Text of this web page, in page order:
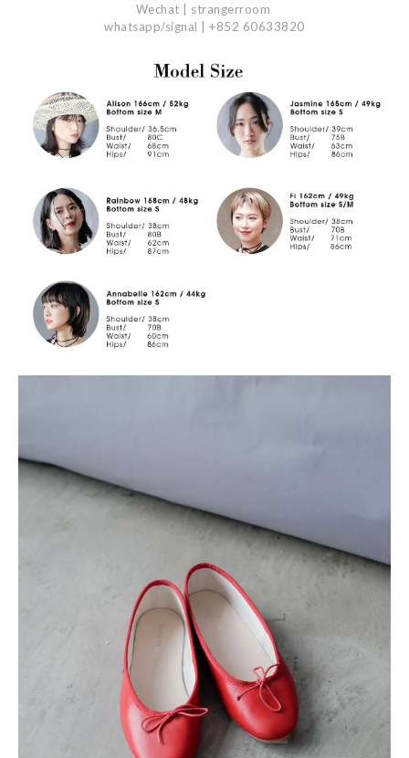
Wechat | strangerroom
whatsapp/signal | +852 60633820